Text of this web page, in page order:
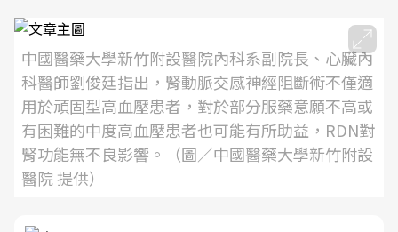
中國醫藥大學新竹附設醫院內科系副院長、心臟內
科醫師劉俊廷指出，腎動脈交感神經阻斷術不僅適
用於頑固型高血壓患者，對於部分服藥意願不高或
有困難的中度高血壓患者也可能有所助益，RDN對
腎功能無不良影響。（圖／中國醫藥大學新竹附設
醫院 提供）